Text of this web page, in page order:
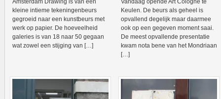
Amsterdam Drawing is van een
kleine intieme tekeningenbeurs
gegroeid naar een kunstbeurs met
werk op papier. De hoeveelheid
galeries is van 18 naar 50 gegaan
wat zowel een stijging van […]
Vandaag opende Art Cologne te
Keulen. De beurs als geheel is
opvallend degelijk maar daarmee
ook op een gegeven moment saai.
De meest opvallende presentatie
kwam nota bene van het Mondriaan
[…]